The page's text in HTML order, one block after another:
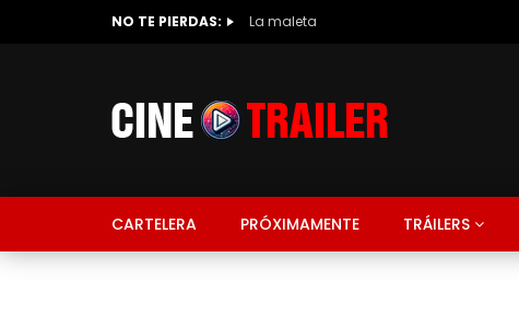
NO TE PIERDAS: La maleta
CARTELERA PRÓXIMAMENTE TRÁILERS